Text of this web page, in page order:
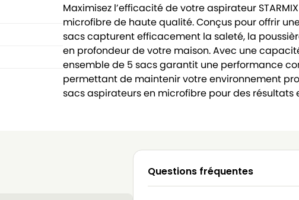
Maximisez l’efficacité de votre aspirateur
microfibre de haute qualité. Conçus pour offrir
sacs capturent efficacement la saleté, la
en profondeur de votre maison. Avec une
ensemble de 5 sacs garantit une performance
permettant de maintenir votre environnement
sacs aspirateurs en microfibre pour des
Questions fréquentes